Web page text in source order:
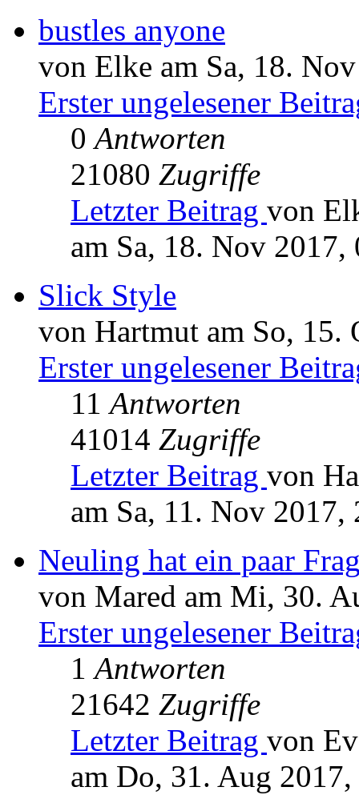
bustles anyone
von Elke am Sa, 18.
Erster ungelesener
0Antworten
21080 Zugriffe
Letzter Beitrag von
am Sa, 18. Nov 2017,
Slick Style
von Hartmut am So, 15.
Erster ungelesener
11Antworten
41014 Zugriffe
Letzter Beitrag von
am Sa, 11. Nov 2017,
Neuling hat ein paar
von Mared am Mi, 30.
Erster ungelesener
1Antworten
21642 Zugriffe
Letzter Beitrag von
am Do, 31. Aug